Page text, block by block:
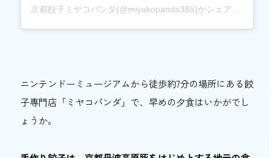
ニンテンドーミュージアムから徒歩約7分の場所にある餃
子専門店「ミヤコパンダ」で、早めの夕食はいかがでし
ょうか。